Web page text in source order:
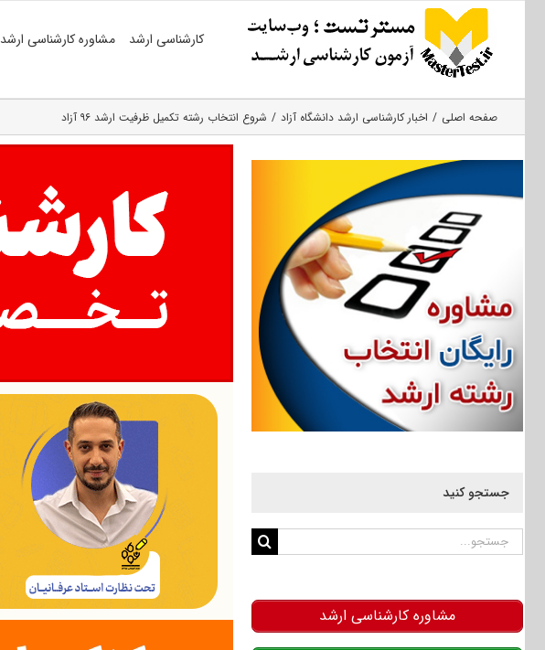
کارشناسی ارشد مشاوره کارشناسی ارشد
صفحه اصلی اخبار کارشناسی ارشد دانشگاه آزاد شروع انتخاب رشته تکمیل ظرفیت ارشد ۹۶ آزاد
جستجو کنید
جستجو
مشاوره کارشناسی ارشد